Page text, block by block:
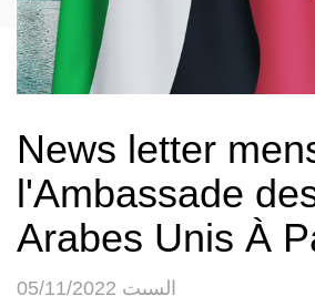
News letter
l'Ambassade
Arabes Unis À
السبت 05/11/2022